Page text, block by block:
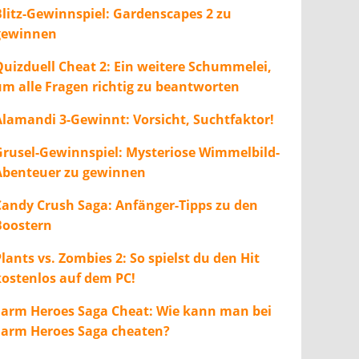
Gewinnspiel: Gardenscapes 2 zu
Cheat 2: Ein weitere Schummelei,
alle Fragen richtig zu beantworten
3-Gewinnt: Vorsicht, Suchtfaktor!
Gewinnspiel: Mysteriose Wimmelbild-
zu gewinnen
Crush Saga: Anfänger-Tipps zu den
vs. Zombies 2: So spielst du den Hit
auf dem PC!
Heroes Saga Cheat: Wie kann man bei
Heroes Saga cheaten?